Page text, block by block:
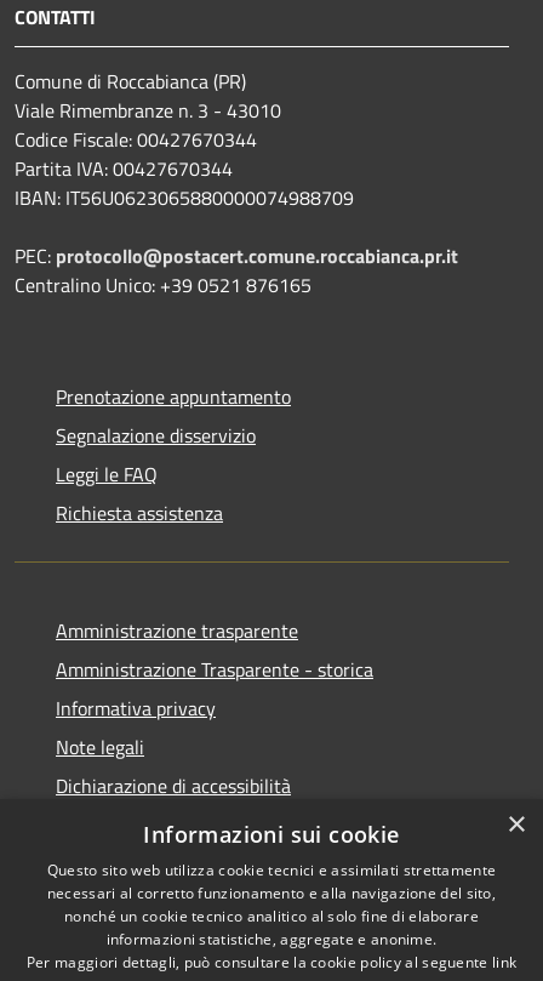
CONTATTI
Comune di Roccabianca (PR)
Viale Rimembranze n. 3 - 43010
Codice Fiscale: 00427670344
Partita IVA: 00427670344
IBAN: IT56U0623065880000074988709
PEC: protocollo@postacert.comune.roccabianca.pr.it
Centralino Unico: +39 0521 876165
Prenotazione appuntamento
Segnalazione disservizio
Leggi le FAQ
Richiesta assistenza
Amministrazione trasparente
Amministrazione Trasparente - storica
Informativa privacy
Note legali
Dichiarazione di accessibilità
Obiettivi di accessibilità
Copyright © 2026 • Comune di
Roccabianca • Powered by
×
Informazioni sui cookie
Questo sito web utilizza cookie tecnici e assimilati strettamente
necessari al corretto funzionamento e alla navigazione del sito,
nonché un cookie tecnico analitico al solo fine di elaborare
informazioni statistiche, aggregate e anonime.
Per maggiori dettagli, può consultare la cookie policy al seguente link